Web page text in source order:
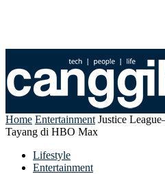
Home Entertainment Justice
Tayang di HBO Max
Lifestyle
Entertainment